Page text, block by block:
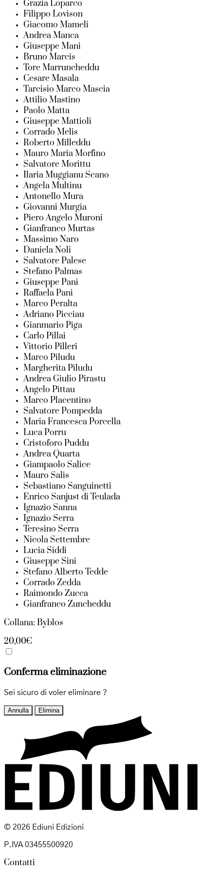
Grazia Loparco
Filippo Lovison
Giacomo Mameli
Andrea Manca
Giuseppe Mani
Bruno Marcis
Tore Marruncheddu
Cesare Masala
Tarcisio Marco Mascia
Attilio Mastino
Paolo Matta
Giuseppe Mattioli
Corrado Melis
Roberto Milleddu
Mauro Maria Morfino
Salvatore Morittu
Ilaria Muggianu Scano
Angela Multinu
Antonello Mura
Giovanni Murgia
Piero Angelo Muroni
Gianfranco Murtas
Massimo Naro
Daniela Noli
Salvatore Palese
Stefano Palmas
Giuseppe Pani
Raffaela Pani
Marco Peralta
Adriano Picciau
Gianmario Piga
Carlo Pillai
Vittorio Pilleri
Marco Piludu
Margherita Piludu
Andrea Giulio Pirastu
Angelo Pittau
Marco Placentino
Salvatore Pompedda
Maria Francesca Porcella
Luca Porru
Cristoforo Puddu
Andrea Quarta
Giampaolo Salice
Mauro Salis
Sebastiano Sanguinetti
Enrico Sanjust di Teulada
Ignazio Sanna
Ignazio Serra
Teresino Serra
Nicola Settembre
Lucia Siddi
Giuseppe Sini
Stefano Alberto Tedde
Corrado Zedda
Raimondo Zucca
Gianfranco Zuncheddu
Collana: Byblos
20,00€
Conferma eliminazione
Sei sicuro di voler eliminare ?
Annulla Elimina
© 2026 Ediuni Edizioni
P.IVA 03455500920
Contatti